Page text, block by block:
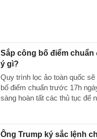
Sắp công bố điểm
ý gì?
Quy trình lọc ảo toàn quốc
bố điểm chuẩn trước 17h
sàng hoàn tất các thủ tục để
Ông Trump ký sắc lệnh